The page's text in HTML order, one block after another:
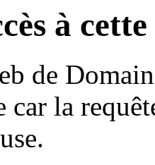
à
de
car la